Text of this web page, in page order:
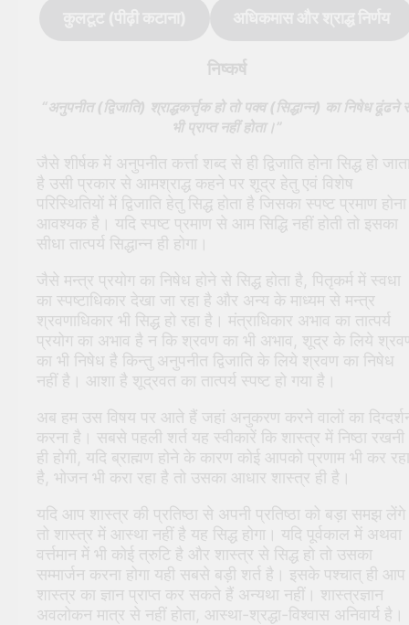
निष्कर्ष
“अनुपनीत (द्विजाति) श्राद्धकर्त्तृक हो तो पक्व (सिद्धान्न) का निषेध ढूंढने
भी प्राप्त नहीं होता।”
जैसे शीर्षक में अनुपनीत कर्त्ता शब्द से ही द्विजाति होना सिद्ध हो
है उसी प्रकार से आमश्राद्ध कहने पर शूद्र हेतु एवं विशेष
परिस्थितियों में द्विजाति हेतु सिद्ध होता है जिसका स्पष्ट प्रमाण होना
आवश्यक है। यदि स्पष्ट प्रमाण से आम सिद्धि नहीं होती तो इसका
सीधा तात्पर्य सिद्धान्न ही होगा।
जैसे मन्त्र प्रयोग का निषेध होने से सिद्ध होता है, पितृकर्म में स्वधा
का स्पष्टाधिकार देखा जा रहा है और अन्य के माध्यम से मन्त्र
श्रवणाधिकार भी सिद्ध हो रहा है। मंत्राधिकार अभाव का तात्पर्य
प्रयोग का अभाव है न कि श्रवण का भी अभाव, शूद्र के लिये
का भी निषेध है किन्तु अनुपनीत द्विजाति के लिये श्रवण का निषेध
नहीं है। आशा है शूद्रवत का तात्पर्य स्पष्ट हो गया है।
अब हम उस विषय पर आते हैं जहां अनुकरण करने वालों का
करना है। सबसे पहली शर्त यह स्वीकारें कि शास्त्र में निष्ठा रखनी
ही होगी, यदि ब्राह्मण होने के कारण कोई आपको प्रणाम भी कर रहा
है, भोजन भी करा रहा है तो उसका आधार शास्त्र ही है।
यदि आप शास्त्र की प्रतिष्ठा से अपनी प्रतिष्ठा को बड़ा समझ लेंगे
तो शास्त्र में आस्था नहीं है यह सिद्ध होगा। यदि पूर्वकाल में अथवा
वर्त्तमान में भी कोई त्रुटि है और शास्त्र से सिद्ध हो तो उसका
सम्मार्जन करना होगा यही सबसे बड़ी शर्त है। इसके पश्चात् ही आप
शास्त्र का ज्ञान प्राप्त कर सकते हैं अन्यथा नहीं। शास्त्रज्ञान
अवलोकन मात्र से नहीं होता, आस्था-श्रद्धा-विश्वास अनिवार्य है।